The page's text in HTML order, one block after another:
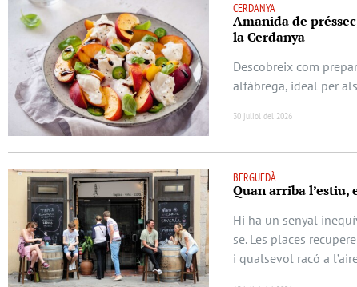
CERDANYA
Amanida de
la Cerdanya
Descobreix com
alfàbrega, ideal per
30 juliol del 2026
BERGUEDÀ
Quan arriba l’estiu,
Hi ha un senyal
se. Les places
i qualsevol racó a